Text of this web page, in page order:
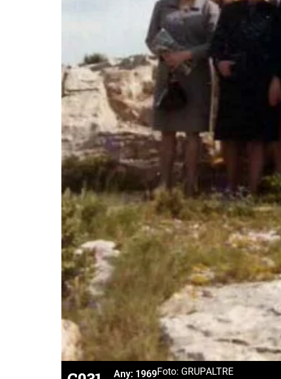
Any: 1969Foto: GRUPALTRE